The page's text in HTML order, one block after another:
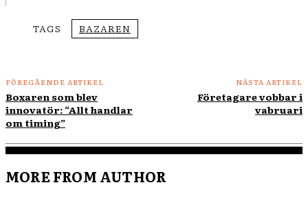
TAGS BAZAREN
FÖREGÅENDE ARTIKEL
Boxaren som blev
innovatör: “Allt handlar
om timing”
NÄSTA ARTIKEL
Företagare vobbar i
vabruari
MORE FROM AUTHOR